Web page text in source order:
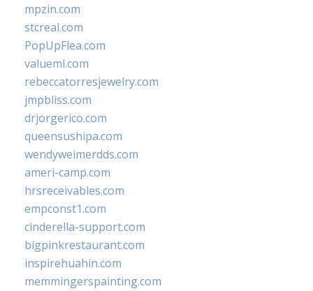
mpzin.com
stcreal.com
PopUpFlea.com
valueml.com
rebeccatorresjewelry.com
jmpbliss.com
drjorgerico.com
queensushipa.com
wendyweimerdds.com
ameri-camp.com
hrsreceivables.com
empconst1.com
cinderella-support.com
bigpinkrestaurant.com
inspirehuahin.com
memmingerspainting.com